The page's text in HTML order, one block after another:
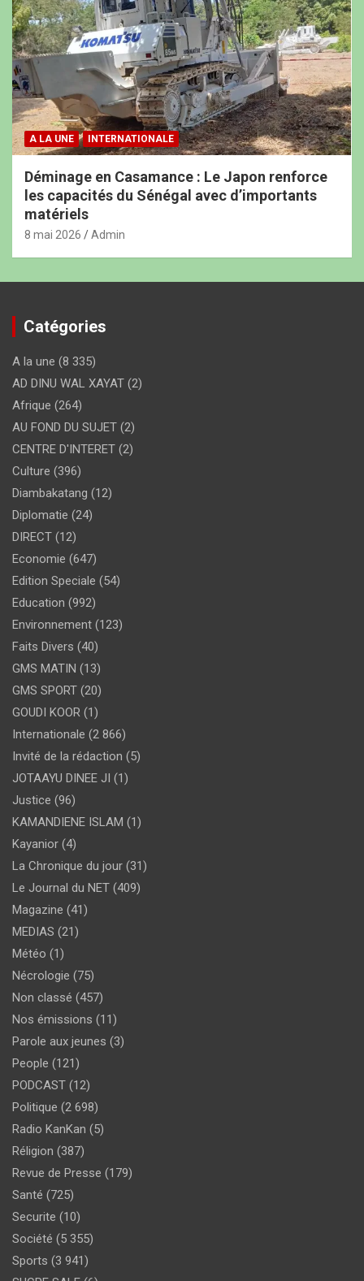
A LA UNE INTERNATIONALE
Déminage en Casamance : Le Japon renforce
les capacités du Sénégal avec d’importants
matériels
8 mai 2026 Admin
Catégories
A la une (8 335)
AD DINU WAL XAYAT (2)
Afrique (264)
AU FOND DU SUJET (2)
CENTRE D'INTERET (2)
Culture (396)
Diambakatang (12)
Diplomatie (24)
DIRECT (12)
Economie (647)
Edition Speciale (54)
Education (992)
Environnement (123)
Faits Divers (40)
GMS MATIN (13)
GMS SPORT (20)
GOUDI KOOR (1)
Internationale (2 866)
Invité de la rédaction (5)
JOTAAYU DINEE JI (1)
Justice (96)
KAMANDIENE ISLAM (1)
Kayanior (4)
La Chronique du jour (31)
Le Journal du NET (409)
Magazine (41)
MEDIAS (21)
Météo (1)
Nécrologie (75)
Non classé (457)
Nos émissions (11)
Parole aux jeunes (3)
People (121)
PODCAST (12)
Politique (2 698)
Radio KanKan (5)
Réligion (387)
Revue de Presse (179)
Santé (725)
Securite (10)
Société (5 355)
Sports (3 941)